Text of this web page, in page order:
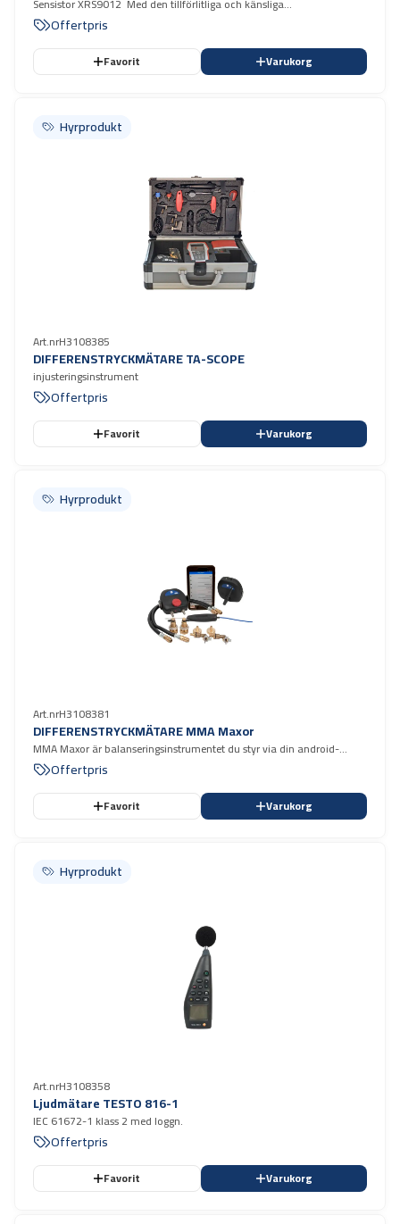
Vätgasläcksökaren Sensistor XRS9012 kan du snabbt hitta varje typ av
läcka, oavsett om rör och kablar ligger dolda eller nedgrävda.
Offertpris
Favorit Varukorg
Hyrprodukt
Hyrprodukt
Art.nrH3108385
DIFFERENSTRYCKMÄTARE TA-SCOPE
injusteringsinstrument
Offertpris
Favorit Varukorg
Hyrprodukt
Hyrprodukt
Art.nrH3108381
DIFFERENSTRYCKMÄTARE MMA Maxor
MMA Maxor är balanseringsinstrumentet du styr via din android-
enhet. inkl.surfplatta
Offertpris
Favorit Varukorg
Hyrprodukt
Hyrprodukt
Art.nrH3108358
Ljudmätare TESTO 816-1
IEC 61672-1 klass 2 med loggn.
Offertpris
Favorit Varukorg